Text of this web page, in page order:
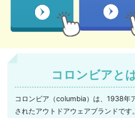
コロンビアと
コロンビア（columbia）は、1938年
されたアウトドアウェアブランドで